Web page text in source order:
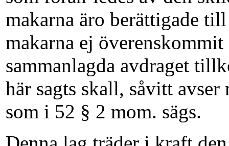
makarna äro berättigade
makarna ej
sammanlagda avdraget
här sagts skall, såvitt
som i 52 § 2 mom. sägs.